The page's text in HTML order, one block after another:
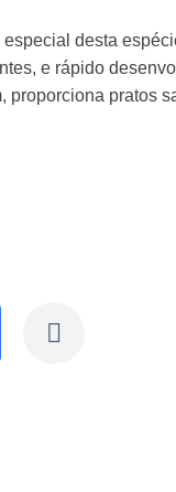
desta
e rápido
proporciona pratos